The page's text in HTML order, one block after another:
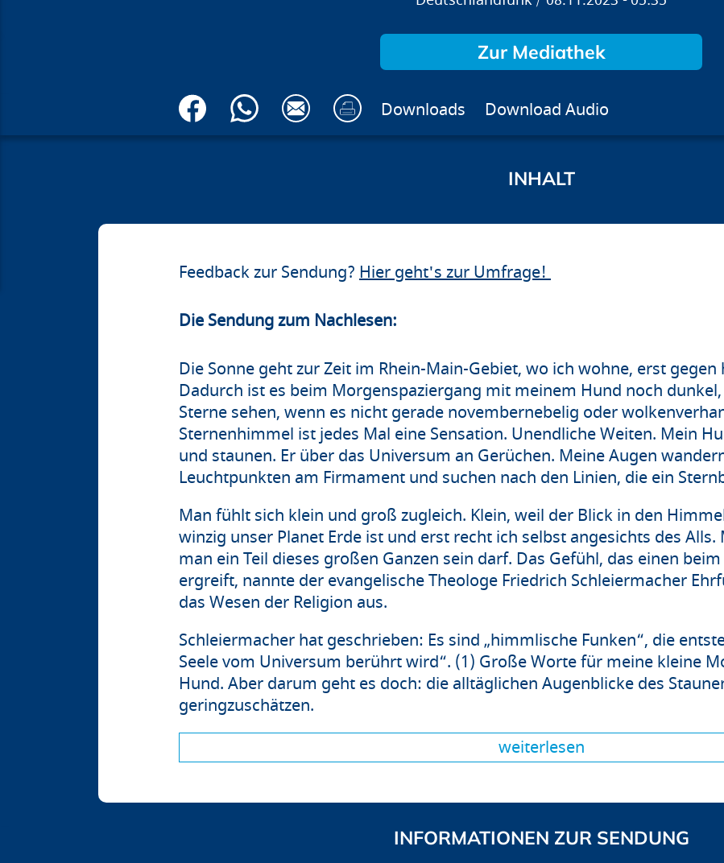
Zur Mediathek
Downloads Download Audio
Feedback zur Sendung? Hier geht's zur Umfrage!
Die Sendung zum Nachlesen:
Die Sonne geht zur Zeit im Rhein-Main-Gebiet, wo ich wohne, erst
Dadurch ist es beim Morgenspaziergang mit meinem Hund noch
Sterne sehen, wenn es nicht gerade novembernebelig oder
Sternenhimmel ist jedes Mal eine Sensation. Unendliche Weiten. Mein
und staunen. Er über das Universum an Gerüchen. Meine Augen
Leuchtpunkten am Firmament und suchen nach den Linien, die ein
Man fühlt sich klein und groß zugleich. Klein, weil der Blick in den
winzig unser Planet Erde ist und erst recht ich selbst angesichts des
man ein Teil dieses großen Ganzen sein darf. Das Gefühl, das einen
ergreift, nannte der evangelische Theologe Friedrich Schleiermacher
das Wesen der Religion aus.
Schleiermacher hat geschrieben: Es sind „himmlische Funken“, die
Seele vom Universum berührt wird“. (1) Große Worte für meine kleine
Hund. Aber darum geht es doch: die alltäglichen Augenblicke des
geringzuschätzen.
weiterlesen